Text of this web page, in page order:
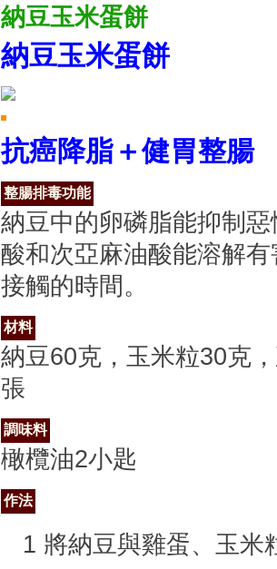
納豆玉米蛋餅
納豆玉米蛋餅
抗癌降脂＋健胃整腸
整腸排毒功能
納豆中的卵磷脂能抑制
酸和次亞麻油酸能溶解
接觸的時間。
材料
納豆60克，玉米粒30克
張
調味料
橄欖油2小匙
作法
1 將納豆與雞蛋、玉米